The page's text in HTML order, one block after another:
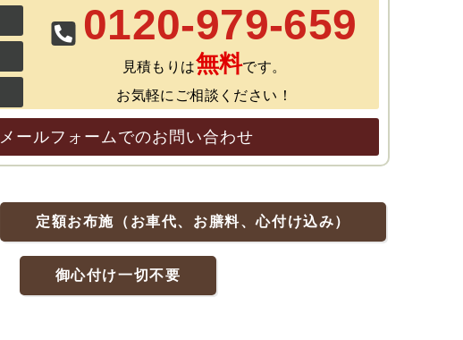
0120-979-659
見積もりは無料です。
お気軽にご相談ください！
メールフォームでのお問い合わせ
定額お布施（お車代、お膳料、心付け込み）
御心付け一切不要